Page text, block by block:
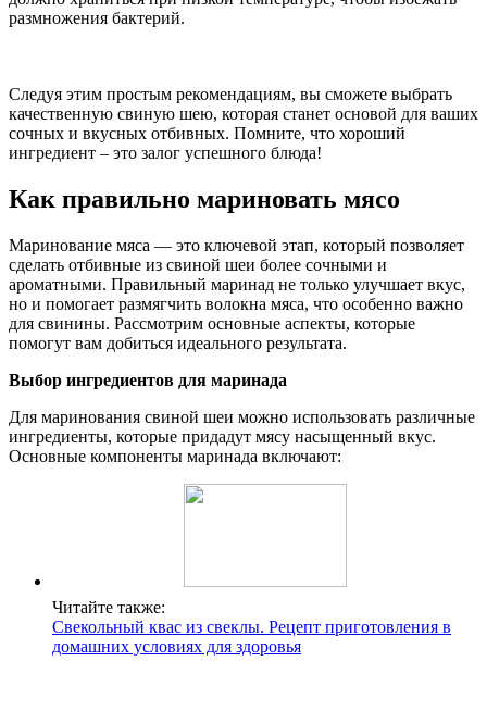
размножения бактерий.
Следуя этим простым рекомендациям, вы сможете выбрать
качественную свиную шею, которая станет основой для ваших
сочных и вкусных отбивных. Помните, что хороший
ингредиент – это залог успешного блюда!
Как правильно мариновать мясо
Маринование мяса — это ключевой этап, который позволяет
сделать отбивные из свиной шеи более сочными и
ароматными. Правильный маринад не только улучшает вкус,
но и помогает размягчить волокна мяса, что особенно важно
для свинины. Рассмотрим основные аспекты, которые
помогут вам добиться идеального результата.
Выбор ингредиентов для маринада
Для маринования свиной шеи можно использовать различные
ингредиенты, которые придадут мясу насыщенный вкус.
Основные компоненты маринада включают:
Читайте также:
Свекольный квас из свеклы. Рецепт приготовления в
домашних условиях для здоровья